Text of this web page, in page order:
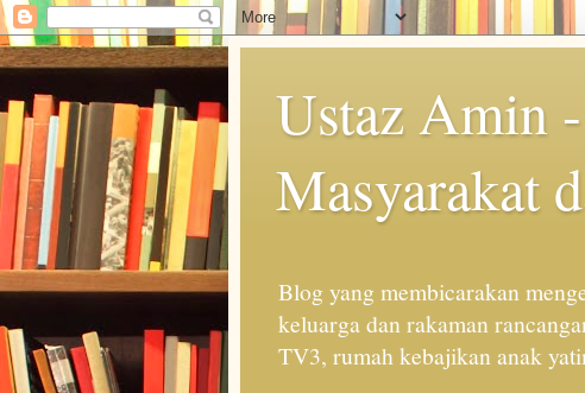
Ustaz Amin
Masyarakat
Blog yang membicarakan
keluarga dan rakaman
TV3, rumah kebajikan anak